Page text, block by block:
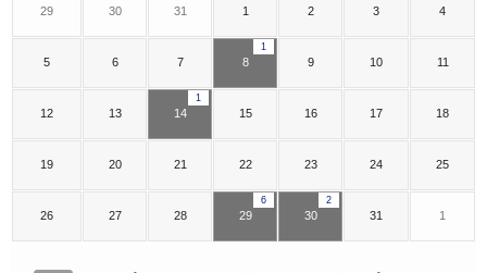
29 30 31 1 2 3 4
5 6 7
1
8 9 10 11
12 13
1
14 15 16 17 18
19 20 21 22 23 24 25
26 27 28
6
29
2
30 31 1